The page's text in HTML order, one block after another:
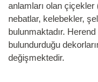
anlamları olan
nebatlar, kelebekler,
bulunmaktadır.
bulundurduğu
değişmektedir.